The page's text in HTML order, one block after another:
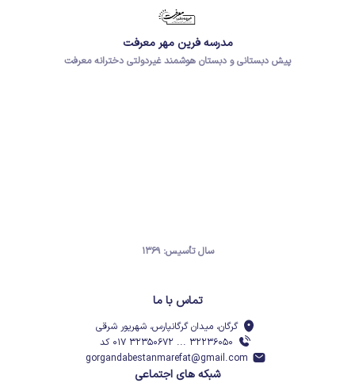
مدرسه فرین مهر معرفت
پیش دبستانی و دبستان هوشمند غیردولتی دخترانه معرفت
سال تأسیس: ۱۳۶۹
تماس با ما
گرگان، میدان گرگانپارس، شهریور شرقی
۳۲۲۳۶۰۵۰ ... ۳۲۳۵۰۶۷۲ ۰۱۷ کد
gorgandabestanmarefat@gmail.com
شبکه های اجتماعی